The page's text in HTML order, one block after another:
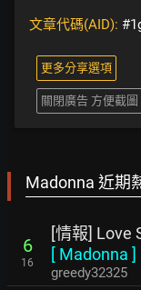
文章代碼(AID):
更多分享選項
關閉廣告 方便截圖
Madonna 近期
6
16
[情報] Love
[ Madonna ]
greedy32325